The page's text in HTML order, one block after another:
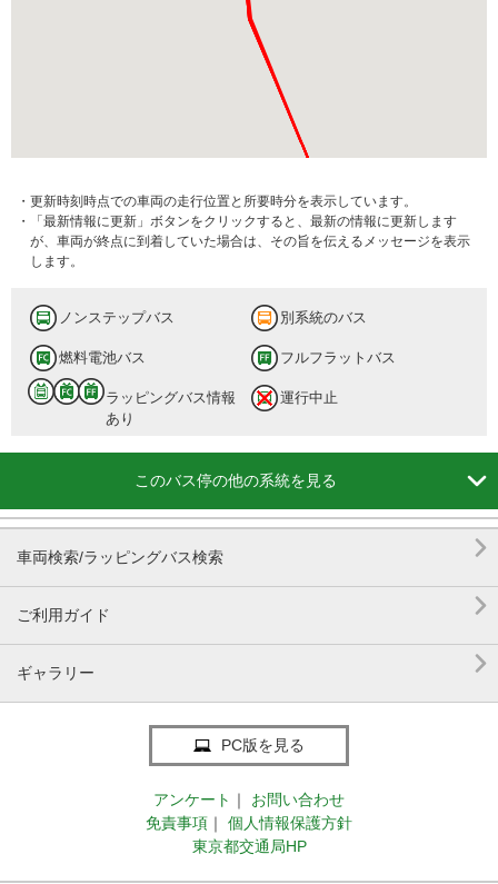
・更新時刻時点での車両の走行位置と所要時分を表示しています。
・「最新情報に更新」ボタンをクリックすると、最新の情報に更新します
が、車両が終点に到着していた場合は、その旨を伝えるメッセージを表示
します。
ノンステップバス 別系統のバス
燃料電池バス フルフラットバス
ラッピングバス情報
あり
運行中止
このバス停の他の系統を見る 
車両検索/ラッピングバス検索 
ご利用ガイド 
ギャラリー 
PC版を見る
アンケート ｜
お問い合わせ
免責事項 ｜
個人情報保護方針
東京都交通局HP